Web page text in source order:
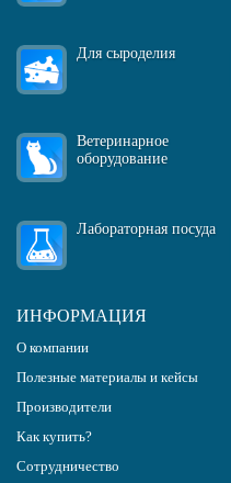
Для сыроделия
Ветеринарное
оборудование
Лабораторная посуда
ИНФОРМАЦИЯ
О компании
Полезные материалы и кейсы
Производители
Как купить?
Сотрудничество